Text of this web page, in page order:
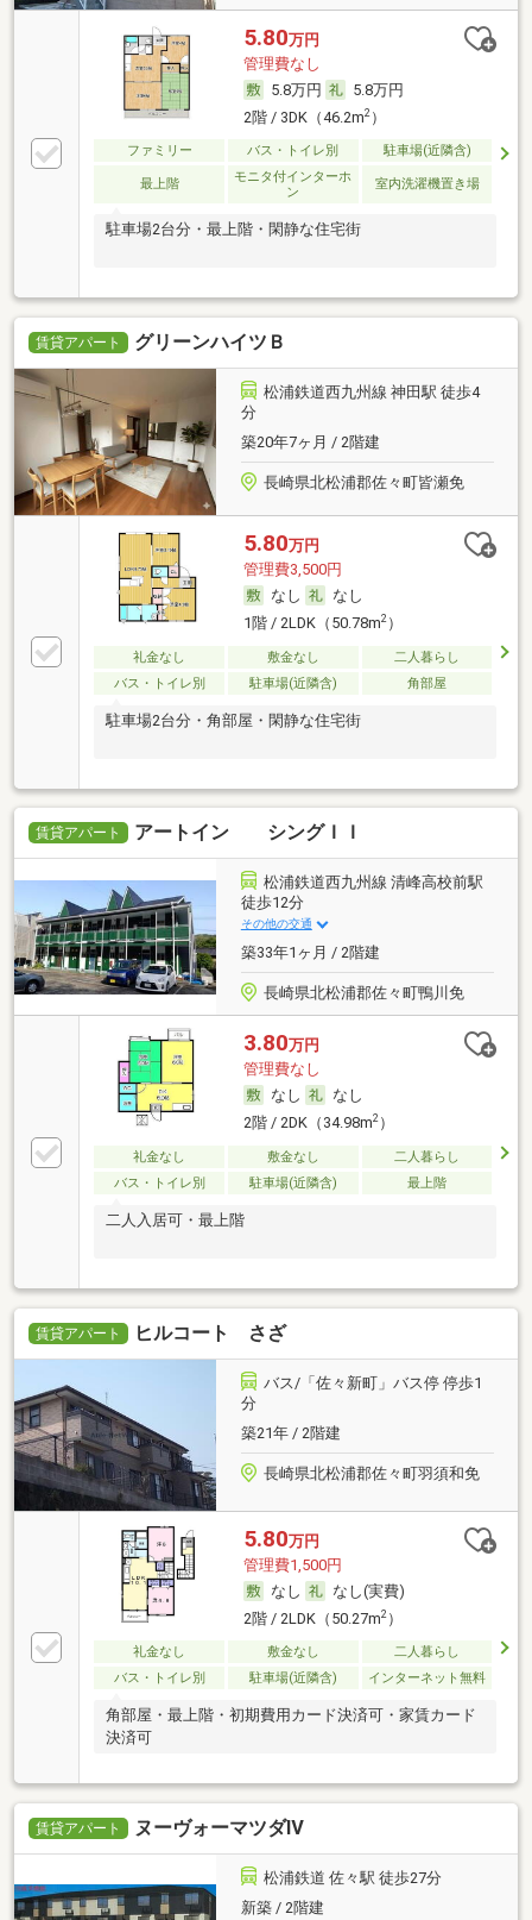
5.80万円
管理費なし
5.8万円
5.8万円
2階 / 3DK（46.2m2）
ファミリー バス・トイレ別 駐車場(近隣含)
最上階
モニタ付インターホ
ン
室内洗濯機置き場
駐車場2台分・最上階・閑静な住宅街
賃貸アパート グリーンハイツＢ
松浦鉄道西九州線 神田駅 徒歩4
分
築20年7ヶ月 / 2階建
長崎県北松浦郡佐々町皆瀬免
5.80万円
管理費3,500円
なし
なし
1階 / 2LDK（50.78m2）
礼金なし 敷金なし
二人暮らし
バス・トイレ別
駐車場(近隣含) 角部屋
駐車場2台分・角部屋・閑静な住宅街
賃貸アパート アートイン シングＩＩ
松浦鉄道西九州線 清峰高校前駅
徒歩12分
その他の交通
築33年1ヶ月 / 2階建
長崎県北松浦郡佐々町鴨川免
3.80万円
管理費なし
なし
なし
2階 / 2DK（34.98m2）
礼金なし 敷金なし
二人暮らし
バス・トイレ別
駐車場(近隣含) 最上階
二人入居可・最上階
賃貸アパート ヒルコート さざ
バス/「佐々新町」バス停 停歩1
分
築21年 / 2階建
長崎県北松浦郡佐々町羽須和免
5.80万円
管理費1,500円
なし
なし(実費)
2階 / 2LDK（50.27m2）
礼金なし 敷金なし
二人暮らし
バス・トイレ別
駐車場(近隣含) インターネット無料
角部屋・最上階・初期費用カード決済可・家賃カード
決済可
賃貸アパート ヌーヴォーマツダⅣ
松浦鉄道 佐々駅 徒歩27分
新築 / 2階建